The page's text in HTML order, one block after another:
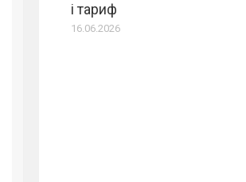
і тариф
16.06.2026